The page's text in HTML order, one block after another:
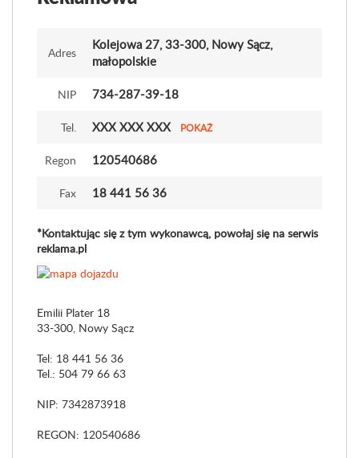
Adres
Kolejowa 27, 33-300, Nowy Sącz,
małopolskie
NIP 734-287-39-18
Tel. XXX XXX XXX POKAŻ
Regon 120540686
Fax 18 441 56 36
*Kontaktując się z tym wykonawcą, powołaj się na serwis
reklama.pl
Emilii Plater 18
33-300, Nowy Sącz
Tel: 18 441 56 36
Tel.: 504 79 66 63
NIP: 7342873918
REGON: 120540686